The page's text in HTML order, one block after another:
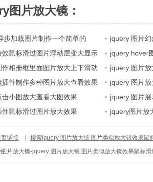
图片放大镜：
步加载图片制作一个简单的
jquery 图片
持按钮播放
鼠标滑过图片浮动层变大显示
jquery hover
放大显示
相册框里面图片放大上下滑动
jquery 图片
CSS
件制作多种图片放大查看效果
jquery 图片
的图片拍摄效果
小图放大查看大图效果
jquery 图片
示
鼠标滑过图片放大效果
jquery图片放
片放大
链接
搜索jquery 图片放大镜 图片类似放大镜效果鼠
片放大镜-jquery 图片放大镜 图片类似放大镜效果鼠标